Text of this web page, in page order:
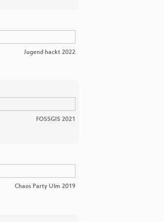
Jugend hackt 2022
FOSSGIS 2021
Chaos Party Ulm 2019